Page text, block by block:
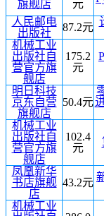
旗舰店
元
人民邮电
出版社
87.2元
机械工业
出版社自
营官方旗
舰店
175.2
元
明日科技
京东自营
旗舰店
50.4元
机械工业
出版社自
营官方旗
舰店
102.4
元
凤凰新华
书店旗舰
店
43.2元
机械工业